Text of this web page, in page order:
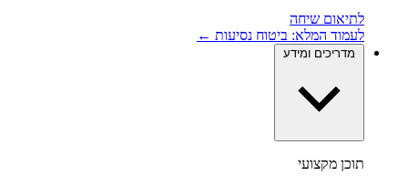
לתיאום שיחה
לעמוד המלא: ביטוח נסיעות ←
מדריכים ומידע
תוכן מקצועי